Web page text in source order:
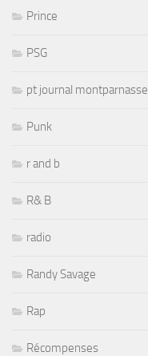
Prince
PSG
pt journal montparnasse
Punk
r and b
R& B
radio
Randy Savage
Rap
Récompenses